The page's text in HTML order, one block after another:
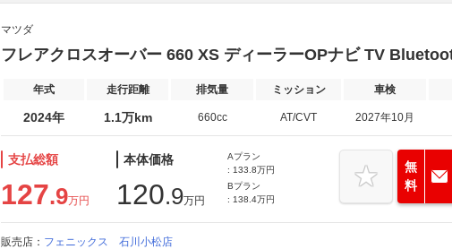
マツダ
フレアクロスオーバー 660 XS ディーラーOPナビ TV
年式 走行距離 排気量 ミッション 車検
2024年 1.1万km 660cc AT/CVT 2027年10月
支払総額
127.9万円
本体価格
120.9万円
Aプラン
: 133.8万円
Bプラン
: 138.4万円
無
料
販売店： フェニックス 石川小松店